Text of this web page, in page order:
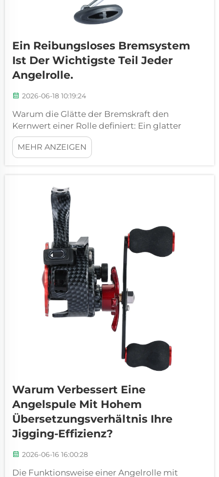
Ein Reibungsloses Bremsystem
Ist Der Wichtigste Teil Jeder
Angelrolle.
2026-06-18 10:19:24
Warum die Glätte der Bremskraft den
Kernwert einer Rolle definiert: Ein glatter
Bremssystem ist keine Luxusfunktion. Es ist
der Herzschlag jeder Angelrolle. Wenn ein
Fisch plötzlich zieht, muss die Bremse die
Jedes Stock-Slip-Verhalten – also ein abruptes
Greifen und Loslassen der Bremse – …
MEHR ANZEIGEN
Warum Verbessert Eine
Angelspule Mit Hohem
Übersetzungsverhältnis Ihre
Jigging-Effizienz?
2026-06-16 16:00:28
Die Funktionsweise einer Angelrolle mit